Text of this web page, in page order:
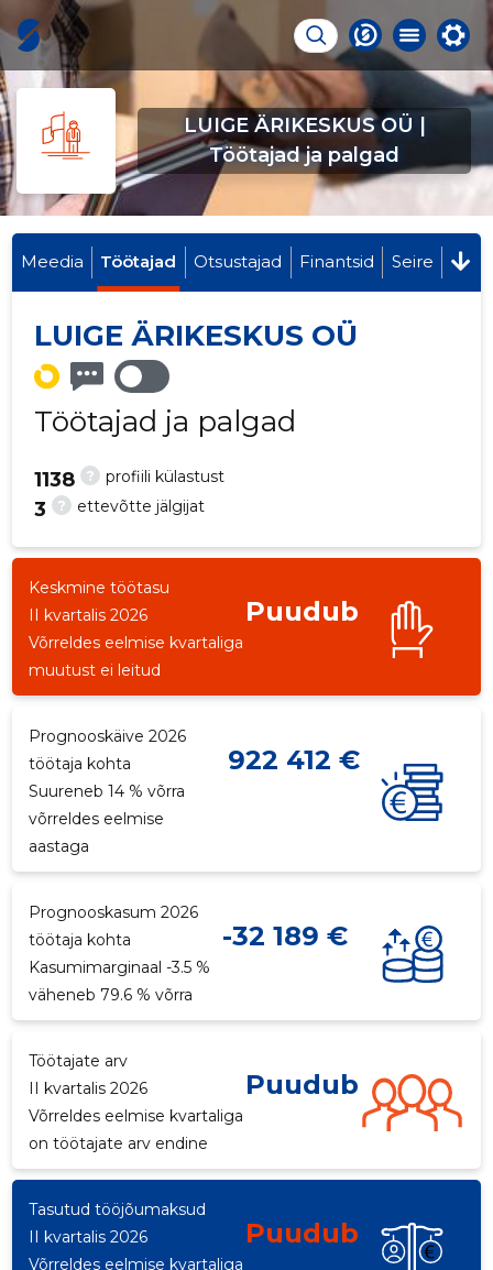
LUIGE ÄRIKESKUS OÜ |
Töötajad ja palgad
Meedia Töötajad Otsustajad Finantsid Seire
LUIGE ÄRIKESKUS OÜ
Töötajad ja palgad
? profiili külastust
1138
? ettevõtte jälgijat
3
Keskmine töötasu
II kvartalis 2026
Puudub
Võrreldes eelmise kvartaliga
muutust ei leitud
Prognooskäive 2026
töötaja kohta
922 412 €
Suureneb 14 % võrra
võrreldes eelmise
aastaga
Prognooskasum 2026
töötaja kohta
-32 189 €
Kasumimarginaal -3.5 %
väheneb 79.6 % võrra
Töötajate arv
II kvartalis 2026
Puudub
Võrreldes eelmise kvartaliga
on töötajate arv endine
Tasutud tööjõumaksud
II kvartalis 2026
Puudub
Võrreldes eelmise kvartaliga